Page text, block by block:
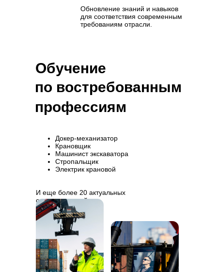
Обновление знаний и навыков
для соответствия современным
требованиям отрасли.
Докер-механизатор
Крановщик
Машинист экскаватора
Стропальщик
Электрик крановой
И еще более 20 актуальных
специальностей.
Обучение
по востребованным
профессиям